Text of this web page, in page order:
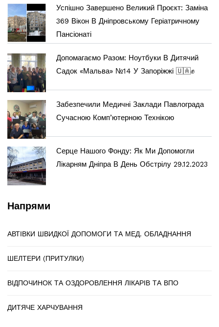
Успішно Завершено Великий Проєкт: Заміна
369 Вікон В Дніпровському Геріатричному
Пансіонаті
Допомагаємо Разом: Ноутбуки В Дитячий
Садок «Мальва» №14 У Запоріжжі 🇺🇦✊
Забезпечили Медичні Заклади Павлограда
Сучасною Комп’ютерною Технікою
Серце Нашого Фонду: Як Ми Допомогли
Лікарням Дніпра В День Обстрілу 29.12.2023
Напрями
АВТІВКИ ШВИДКОЇ ДОПОМОГИ ТА МЕД. ОБЛАДНАННЯ
ШЕЛТЕРИ (ПРИТУЛКИ)
ВІДПОЧИНОК ТА ОЗДОРОВЛЕННЯ ЛІКАРІВ ТА ВПО
ДИТЯЧЕ ХАРЧУВАННЯ